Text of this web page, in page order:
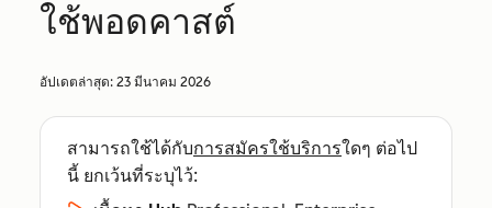
ใช้พอดคาสต์
อัปเดตล่าสุด: 23 มีนาคม 2026
สามารถใช้ได้กับการสมัครใช้บริการใดๆ ต่อไป
นี้ ยกเว้นที่ระบุไว้: